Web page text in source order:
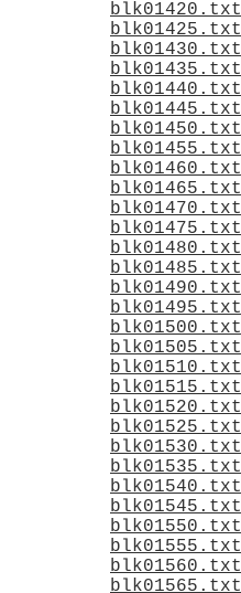
blk01420.txt
blk01425.txt
blk01430.txt
blk01435.txt
blk01440.txt
blk01445.txt
blk01450.txt
blk01455.txt
blk01460.txt
blk01465.txt
blk01470.txt
blk01475.txt
blk01480.txt
blk01485.txt
blk01490.txt
blk01495.txt
blk01500.txt
blk01505.txt
blk01510.txt
blk01515.txt
blk01520.txt
blk01525.txt
blk01530.txt
blk01535.txt
blk01540.txt
blk01545.txt
blk01550.txt
blk01555.txt
blk01560.txt
blk01565.txt